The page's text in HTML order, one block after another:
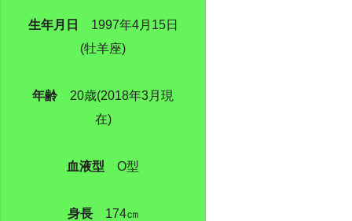
生年月日 1997年4月15日
(牡羊座)
年齢 20歳(2018年3月現
在)
血液型 O型
身長 174㎝